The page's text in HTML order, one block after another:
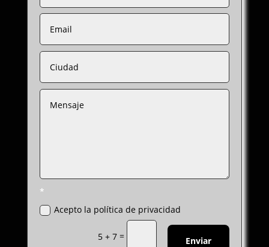
*
Acepto la política de privacidad
5 + 7 = Enviar